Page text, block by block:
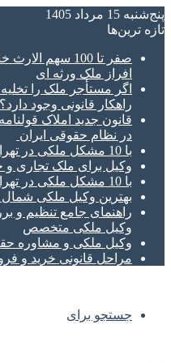
پنج‌شنبه 15 مرداد 1405
تازه‌ ترین‌ها
صفر تا 100 سهم
افراز ملک ورثه ای
اگر مستأجر ملک را
راهکار قانونی وجود دارد؟
قانون جدید املاک
در نظام حقوقی ایران
با 10 مشکل ملکی در تهران آشنا شوید | راه حل‌ها کدامند؟
وکیل برای ملک تجاری
با 10 مشکل ملکی در تهران آشنا شوید | راه حل‌ها کدامند؟
بهترین وکیل ملکی شمال
راهنمای جامع تنظیم و
وکیل ملکی متخصص
وکیل ملکی و مشاوره
مراحل قانونی خرید و
جستجو برای